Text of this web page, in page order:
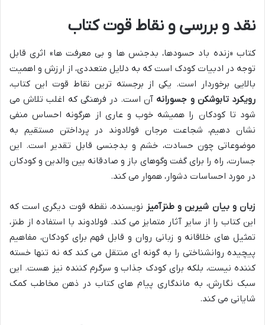
نقد و بررسی و نقاط قوت کتاب
کتاب «زنده باد حسودها، بدجنس ها و بی معرفت ها» اثری قابل
توجه در ادبیات کودک است که به دلایل متعددی، از ارزش و اهمیت
بالایی برخوردار است. یکی از برجسته ترین نقاط قوت این کتاب،
رویکرد تابوشکن و جسورانه آن است. در فرهنگی که اغلب تلاش می
شود تا کودکان را همیشه خوب و عاری از هرگونه احساس منفی
نشان دهیم، شجاعت مرجان فولادوند در پرداختن مستقیم به
موضوعاتی چون حسادت، خشم و بدجنسی قابل تقدیر است. این
جسارت، راه را برای گفت وگوهای باز و صادقانه بین والدین و کودکان
در مورد احساسات دشوار، هموار می کند.
زبان و بیان شیرین و طنزآمیز نویسنده، نقطه قوت دیگری است که
این کتاب را از سایر آثار متمایز می کند. فولادوند با استفاده از طنز،
تمثیل های خلاقانه و زبانی روان و قابل فهم برای کودکان، مفاهیم
پیچیده روانشناختی را به گونه ای منتقل می کند که نه تنها خسته
کننده نیست، بلکه برای کودک جذاب و سرگرم کننده نیز هست. این
سبک نگارش، به ماندگاری پیام های کتاب در ذهن مخاطب کمک
شایانی می کند.